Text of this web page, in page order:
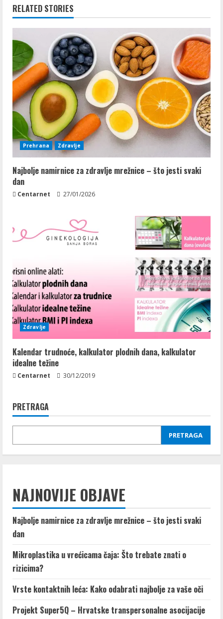
RELATED STORIES
Prehrana Zdravlje
Najbolje namirnice za zdravlje mrežnice – što jesti svaki
dan
Centarnet 27/01/2026
Zdravlje
Kalendar trudnoće, kalkulator plodnih dana, kalkulator
idealne težine
Centarnet 30/12/2019
PRETRAGA
PRETRAGA
NAJNOVIJE OBJAVE
Najbolje namirnice za zdravlje mrežnice – što jesti svaki
dan
Mikroplastika u vrećicama čaja: Što trebate znati o
rizicima?
Vrste kontaktnih leća: Kako odabrati najbolje za vaše oči
Projekt Super5Q – Hrvatske transpersonalne asocijacije